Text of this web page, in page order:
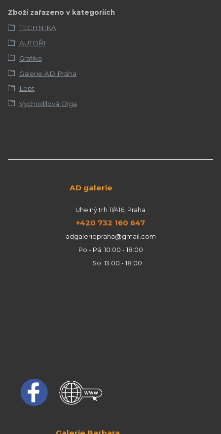
Zboží zařazeno v kategoriích
TECHNIKA
AUTOŘI
Grafika
Galerie AD Praha
Lept
Vychodilová Olga
AD galerie
Uhelný trh 11/416, Praha
+420 732 160 647
adgaleriepraha@gmail.com
Po - Pá: 10:00 - 18:00
So: 13:00 - 18:00